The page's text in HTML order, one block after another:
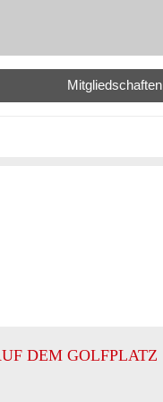
Mitgliedschaften
DEM GOLFPLATZ